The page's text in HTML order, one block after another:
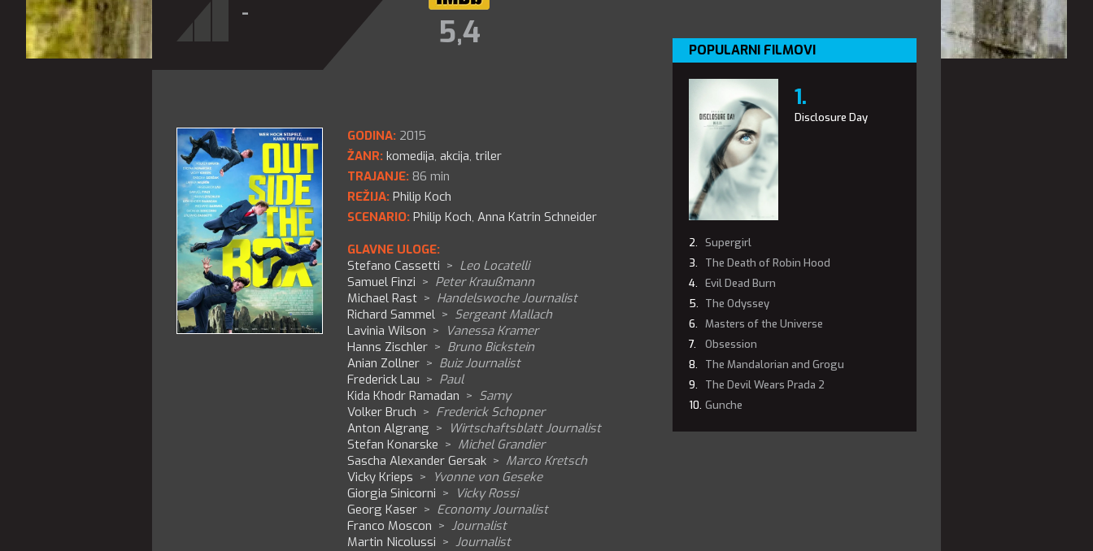
-
5,4
GODINA: 2015
ŽANR: komedija, akcija, triler
TRAJANJE: 86 min
REŽIJA: Philip Koch
SCENARIO: Philip Koch, Anna Katrin Schneider
GLAVNE ULOGE:
Stefano Cassetti > Leo Locatelli
Samuel Finzi > Peter Kraußmann
Michael Rast > Handelswoche Journalist
Richard Sammel > Sergeant Mallach
Lavinia Wilson > Vanessa Kramer
Hanns Zischler > Bruno Bickstein
Anian Zollner > Buiz Journalist
Frederick Lau > Paul
Kida Khodr Ramadan > Samy
Volker Bruch > Frederick Schopner
Anton Algrang > Wirtschaftsblatt Journalist
Stefan Konarske > Michel Grandier
Sascha Alexander Gersak > Marco Kretsch
Vicky Krieps > Yvonne von Geseke
Giorgia Sinicorni > Vicky Rossi
Georg Kaser > Economy Journalist
Franco Moscon > Journalist
Martin Nicolussi > Journalist
POPULARNI FILMOVI
Disclosure Day
Supergirl
The Death of Robin Hood
Evil Dead Burn
The Odyssey
Masters of the Universe
Obsession
The Mandalorian and Grogu
The Devil Wears Prada 2
Gunche